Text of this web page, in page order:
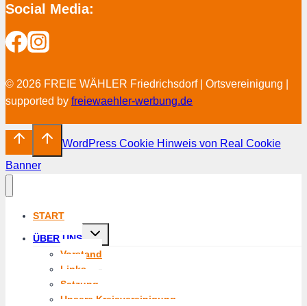
Social Media:
© 2026 FREIE WÄHLER Friedrichsdorf | Ortsvereinigung |
supported by freiewaehler-werbung.de
WordPress Cookie Hinweis von Real Cookie
Banner
START
ÜBER UNS
Untermenü
Vorstand
Links
Satzung
Unsere Kreisvereinigung